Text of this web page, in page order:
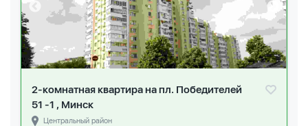
2-комнатная квартира на пл. Победителей
51 -1 , Минск
Центральный район